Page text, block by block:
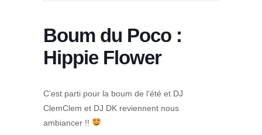
Boum du Poco :
Hippie Flower
C’est parti pour la boum de l’été et DJ
ClemClem et DJ DK reviennent nous
ambiancer !!